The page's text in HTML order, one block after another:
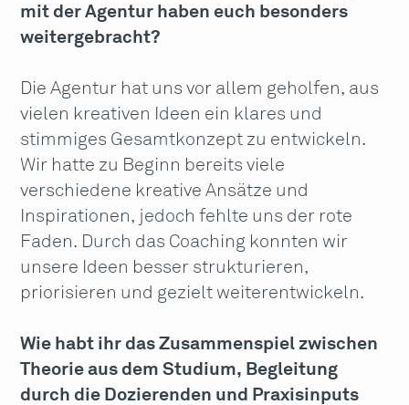
mit der Agentur haben euch besonders
weitergebracht?
Die Agentur hat uns vor allem geholfen, aus
vielen kreativen Ideen ein klares und
stimmiges Gesamtkonzept zu entwickeln.
Wir hatte zu Beginn bereits viele
verschiedene kreative Ansätze und
Inspirationen, jedoch fehlte uns der rote
Faden. Durch das Coaching konnten wir
unsere Ideen besser strukturieren,
priorisieren und gezielt weiterentwickeln.
Wie habt ihr das Zusammenspiel zwischen
Theorie aus dem Studium, Begleitung
durch die Dozierenden und Praxisinputs